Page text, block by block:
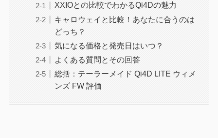
XXIOとの比較でわかるQi4Dの魅力
キャロウェイと比較！あなたに合うのは
どっち？
気になる価格と発売日はいつ？
よくある質問とその回答
総括：テーラーメイド Qi4D LITE ウィメ
ンズ FW 評価